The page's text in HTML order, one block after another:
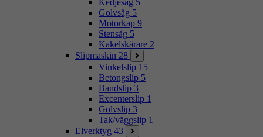
Kedjesåg 5
Golvsåg 5
Motorkap 9
Stensåg 5
Kakelskärare 2
Slipmaskin 28
Vinkelslip 15
Betongslip 5
Bandslip 3
Excenterslip 1
Golvslip 3
Tak/väggslip 1
Elverktyg 43